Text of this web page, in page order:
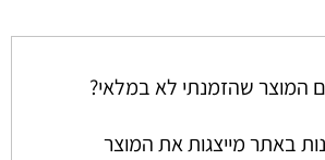
המוצר שהזמנתי לא במלאי?
באתר מייצגות את המוצר